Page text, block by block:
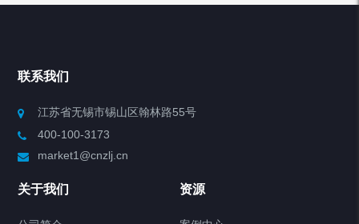
制冷加热动态控温系统
Chiller气体控温系统
联系我们
江苏省无锡市锡山区翰林路55号
400-100-3173
market1@cnzlj.cn
关于我们 资源